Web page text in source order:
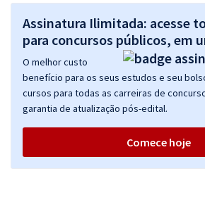
R$ 295,84à vista
ou 12x de R$24,65
Economize R$ 73,96 (-
Comprar
TRF 5ª Região - Tribunal Regional Federal
Judiciário - Área -
R$ 311,84à vista
Assinatura Ilimitada: acesse
para concursos públicos, em
O melhor custo
benefício para os seus estudos e seu
cursos para todas as carreiras de
garantia de atualização pós-edital.
Comece hoje